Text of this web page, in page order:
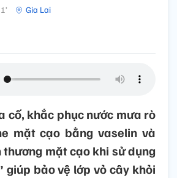
Gia Lai
cố, khắc phục nước mưa rò
mặt cạo bằng vaselin và
mặt cạo khi sử dụng
giúp bảo vệ lớp vỏ cây khỏi